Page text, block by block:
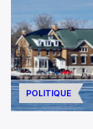
POLITIQUE